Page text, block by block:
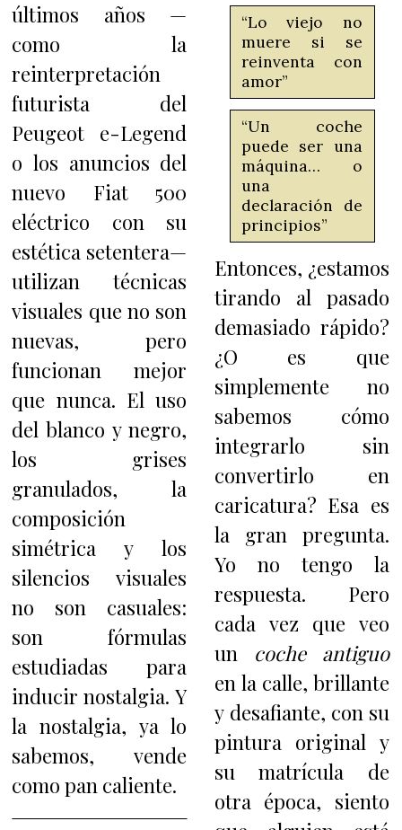
últimos años —
como la
reinterpretación
futurista del
Peugeot e-Legend
o los anuncios del
nuevo Fiat 500
eléctrico con su
estética setentera—
utilizan técnicas
visuales que no son
nuevas, pero
funcionan mejor
que nunca. El uso
del blanco y negro,
los grises
granulados, la
composición
simétrica y los
silencios visuales
no son casuales:
son fórmulas
estudiadas para
inducir nostalgia. Y
la nostalgia, ya lo
sabemos, vende
como pan caliente.
“Lo viejo no
muere si se
reinventa con
amor”
“Un coche
puede ser una
máquina… o
una
declaración de
principios”
Entonces, ¿estamos
tirando al pasado
demasiado rápido?
¿O es que
simplemente no
sabemos cómo
integrarlo sin
convertirlo en
caricatura? Esa es
la gran pregunta.
Yo no tengo la
respuesta. Pero
cada vez que veo
un coche antiguo
en la calle, brillante
y desafiante, con su
pintura original y
su matrícula de
otra época, siento